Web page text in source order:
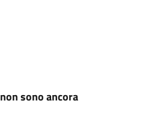
non sono ancora